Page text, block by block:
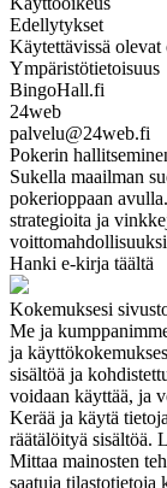
Edellytykset
Käytettävissä olevat
Ympäristötietoisuus
BingoHall.fi
24web
palvelu@24web.fi
Pokerin
Sukella maailman
pokerioppaan
strategioita ja
Hanki e-kirja täältä
Kokemuksesi
Me ja
ja
sisältöä ja
voidaan käyttää, ja
Kerää ja käytä
räätälöityä sisältöä.
Mittaa mainosten
saatuja tilastotietoja